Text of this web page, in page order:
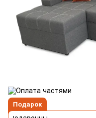
Подарок